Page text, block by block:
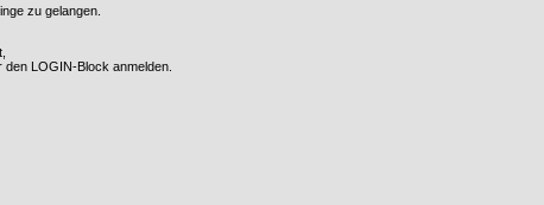
zu gelangen.
LOGIN-Block anmelden.